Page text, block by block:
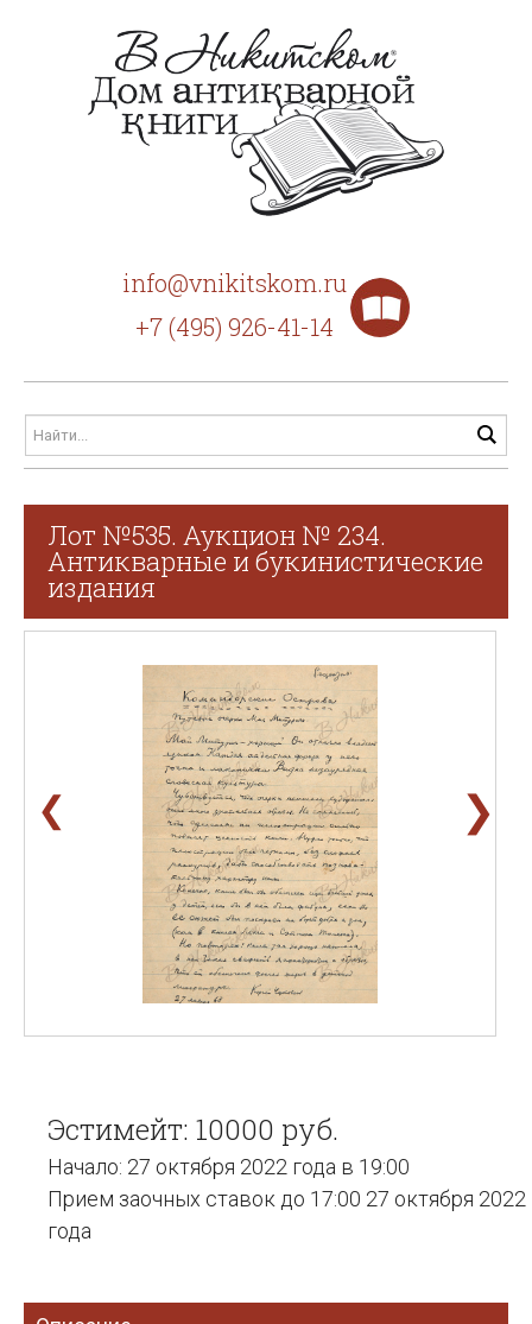
info@vnikitskom.ru
+7 (495) 926-41-14
Лот №535. Аукцион № 234.
Антикварные и букинистические
издания
❮ ❯
Эстимейт: 10000 руб.
Начало: 27 октября 2022 года в 19:00
Прием заочных ставок до 17:00 27 октября 2022
года